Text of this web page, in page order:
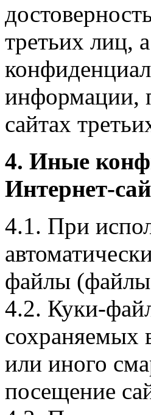
третьих лиц,
информации,
сайтах
4. Иные
Интернет-
4.1. При
файлы
4.2. Куки-
сохраняемых
или иного
посещение